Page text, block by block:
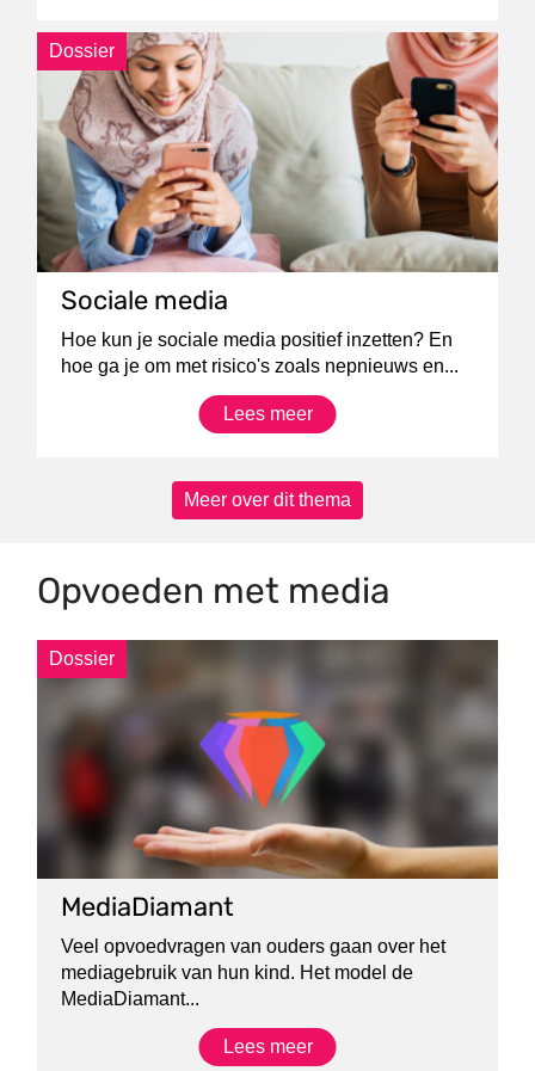
Dossier
Sociale media
Hoe kun je sociale media positief inzetten? En
hoe ga je om met risico's zoals nepnieuws en...
Lees meer
Meer over dit thema
Opvoeden met media
Dossier
MediaDiamant
Veel opvoedvragen van ouders gaan over het
mediagebruik van hun kind. Het model de
MediaDiamant...
Lees meer